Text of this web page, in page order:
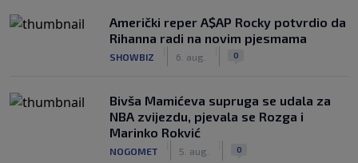
Američki reper A$AP Rocky potvrdio da
Rihanna radi na novim pjesmama
SHOWBIZ 6. aug. 0
Bivša Mamićeva supruga se udala za
NBA zvijezdu, pjevala se Rozga i
Marinko Rokvić
NOGOMET 5. aug. 0